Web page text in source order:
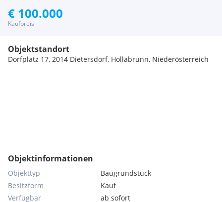
€ 100.000
Kaufpreis
Objektstandort
Dorfplatz 17, 2014 Dietersdorf, Hollabrunn, Niederösterreich
Objektinformationen
Objekttyp
Baugrundstück
Besitzform
Kauf
Verfügbar
ab sofort